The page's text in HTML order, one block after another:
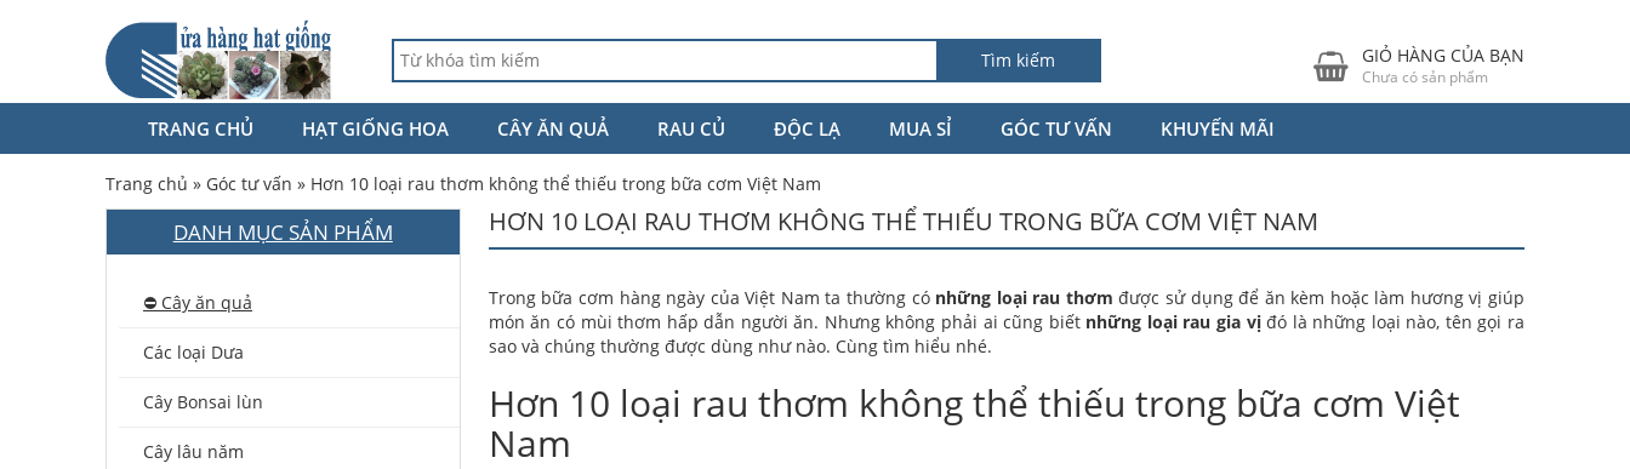
Tìm kiếm GIỎ HÀNG CỦA BẠN
Chưa có sản phẩm
TRANG CHỦ HẠT GIỐNG HOA CÂY ĂN QUẢ RAU CỦ ĐỘC LẠ MUA SỈ GÓC TƯ VẤN KHUYẾN MÃI
Trang chủ » Góc tư vấn » Hơn 10 loại rau thơm không thể thiếu trong bữa cơm Việt Nam
HƠN 10 LOẠI RAU THƠM KHÔNG THỂ THIẾU TRONG BỮA CƠM VIỆT NAM
Trong bữa cơm hàng ngày của Việt Nam ta thường có những loại rau thơm được sử dụng để ăn kèm hoặc làm hương vị giúp
món ăn có mùi thơm hấp dẫn người ăn. Nhưng không phải ai cũng biết những loại rau gia vịđó là những loại nào, tên gọi ra
sao và chúng thường được dùng như nào. Cùng tìm hiểu nhé.
Hơn 10 loại rau thơm không thể thiếu trong bữa cơm Việt
Nam
DANH MỤC SẢN PHẨM
⛔️ Cây ăn quả
Các loại Dưa
Cây Bonsai lùn
Cây lâu năm